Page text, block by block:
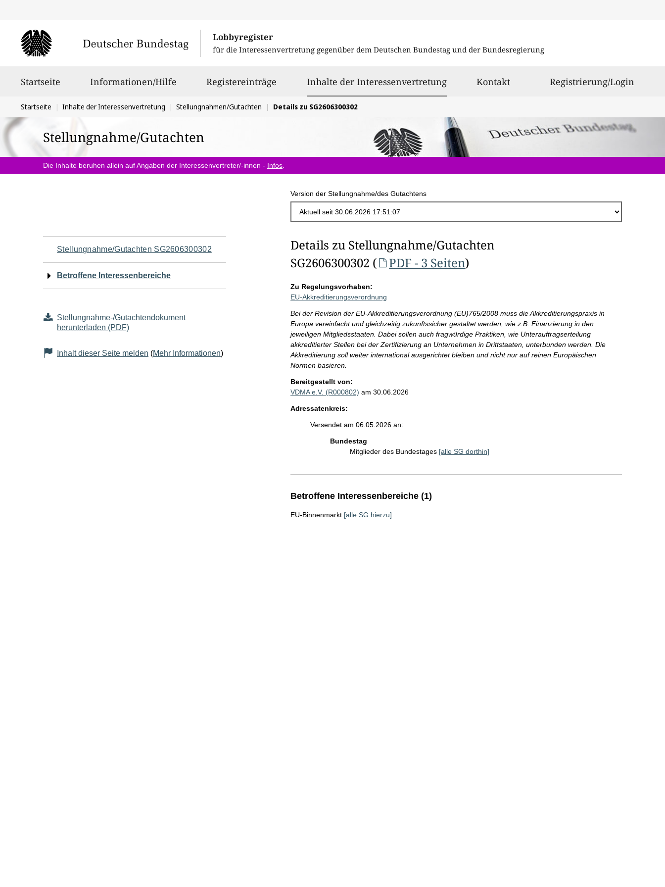
Lobbyregister
für die Interessenvertretung gegenüber dem Deutschen Bundestag und der Bundesregierung
Startseite Informationen/Hilfe Registereinträge Inhalte der Interessenvertretungausgewählt
Kontakt Registrierung/Login
Sie
befinden
sich
hier:
Startseite Inhalte der Interessenvertretung Stellungnahmen/Gutachten Details zu SG2606300302
Stellungnahme/Gutachten
Die Inhalte beruhen allein auf Angaben der Interessenvertreter/-innen - Infos
Version der Stellungnahme/des Gutachtens
Navigation
für
Seiteninhalt
Stellungnahme/Gutachten SG2606300302
Betroffene Interessenbereiche
Stellungnahme-/Gutachtendokument
herunterladen (PDF)
Inhalt dieser Seite melden (Mehr Informationen)
Details zu Stellungnahme/Gutachten
SG2606300302 (
PDF - 3 Seiten)
Zu Regelungsvorhaben:
EU-Akkreditierungsverordnung
Bei der Revision der EU-Akkreditierungsverordnung (EU)765/2008 muss die Akkreditierungspraxis in
Europa vereinfacht und gleichzeitig zukunftssicher gestaltet werden, wie z.B. Finanzierung in den
jeweiligen Mitgliedsstaaten. Dabei sollen auch fragwürdige Praktiken, wie Unterauftragserteilung
akkreditierter Stellen bei der Zertifizierung an Unternehmen in Drittstaaten, unterbunden werden. Die
Akkreditierung soll weiter international ausgerichtet bleiben und nicht nur auf reinen Europäischen
Normen basieren.
Bereitgestellt von:
VDMA e.V. (R000802) am 30.06.2026
Adressatenkreis:
Versendet am 06.05.2026 an:
Bundestag
Mitglieder des Bundestages [alle SG dorthin]
Betroffene Interessenbereiche (1)
EU-Binnenmarkt [alle SG hierzu]